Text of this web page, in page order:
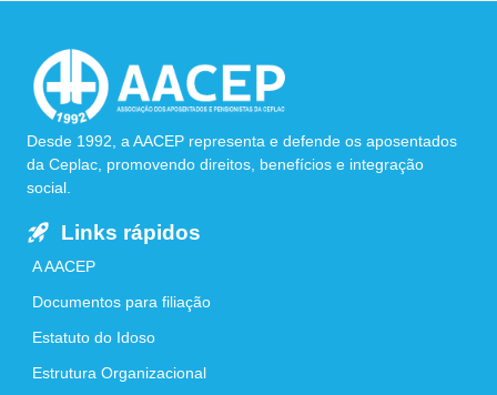
Desde 1992, a AACEP representa e defende os aposentados
da Ceplac, promovendo direitos, benefícios e integração
social.
Links rápidos
A AACEP
Documentos para filiação
Estatuto do Idoso
Estrutura Organizacional